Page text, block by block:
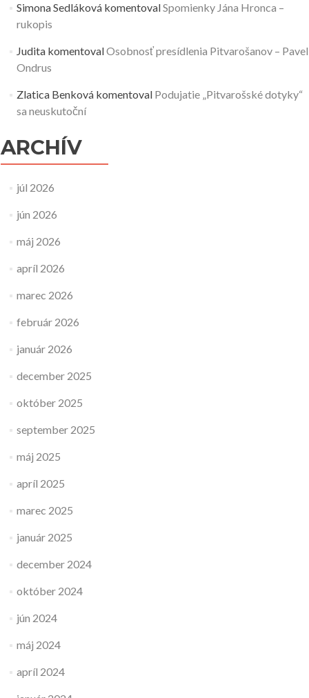
Simona Sedláková komentovalSpomienky Jána Hronca –
rukopis
Judita komentovalOsobnosť presídlenia Pitvarošanov – Pavel
Ondrus
Zlatica Benková komentoval Podujatie „Pitvarošské dotyky“
sa neuskutoční
ARCHÍV
júl 2026
jún 2026
máj 2026
apríl 2026
marec 2026
február 2026
január 2026
december 2025
október 2025
september 2025
máj 2025
apríl 2025
marec 2025
január 2025
december 2024
október 2024
jún 2024
máj 2024
apríl 2024